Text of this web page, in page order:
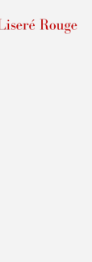
Rouge